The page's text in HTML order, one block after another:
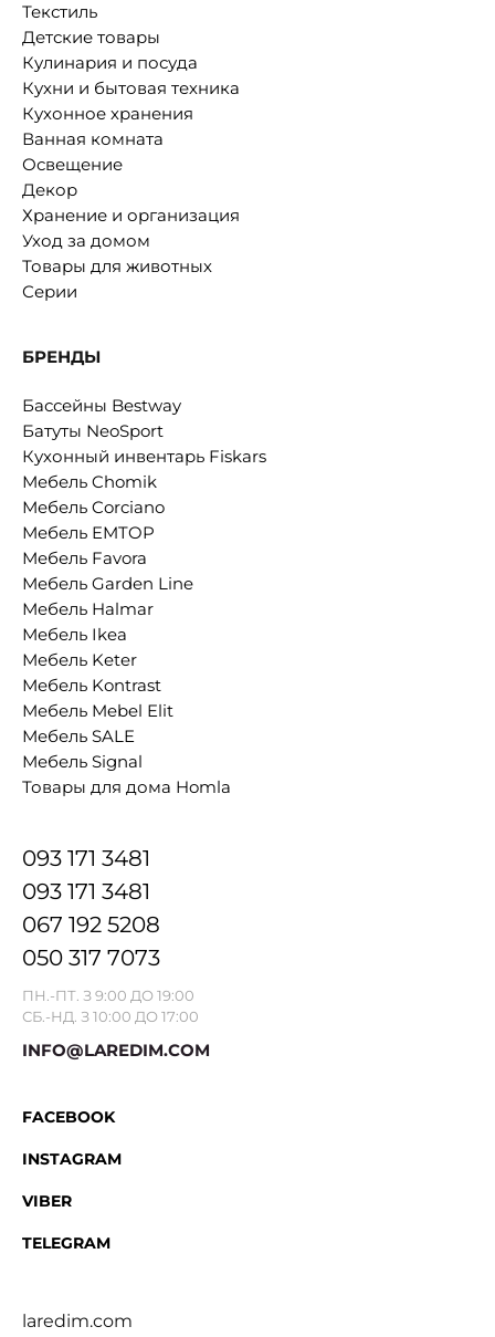
Текстиль
Детские товары
Кулинария и посуда
Кухни и бытовая техника
Кухонное хранения
Ванная комната
Освещение
Декор
Хранение и организация
Уход за домом
Товары для животных
Серии
БРЕНДЫ
Бассейны Bestway
Батуты NeoSport
Кухонный инвентарь Fiskars
Мебель Chomik
Мебель Corciano
Мебель EMTOP
Мебель Favora
Мебель Garden Line
Мебель Halmar
Мебель Ikea
Мебель Keter
Мебель Kontrast
Мебель Mebel Elit
Мебель SALE
Мебель Signal
Товары для дома Homla
093 171 3481
093 171 3481
067 192 5208
050 317 7073
ПН.-ПТ. З 9:00 ДО 19:00
СБ.-НД. З 10:00 ДО 17:00
INFO@LAREDIM.COM
FACEBOOK
INSTAGRAM
VIBER
TELEGRAM
laredim.com